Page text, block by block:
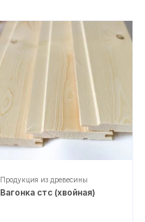
Продукция из древесины
Вагонка стс (хвойная)